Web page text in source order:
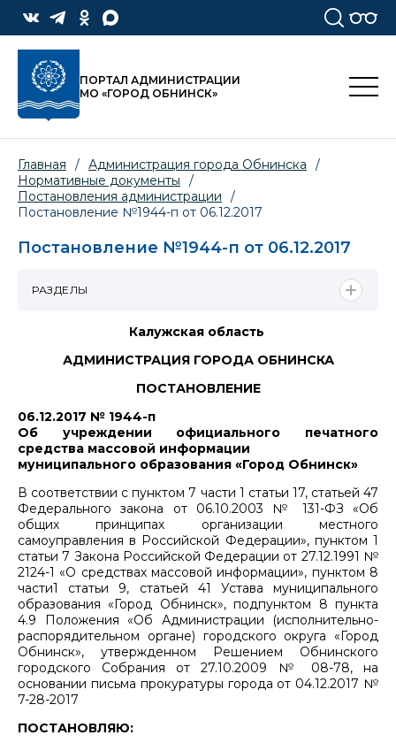
ПОРТАЛ АДМИНИСТРАЦИИ
МО «ГОРОД ОБНИНСК»
Главная / Администрация города Обнинска
/
Нормативные документы
/
Постановления администрации
/
Постановление №1944-п от 06.12.2017
Постановление №1944-п от 06.12.2017
Калужская область
АДМИНИСТРАЦИЯ ГОРОДА ОБНИНСКА
ПОСТАНОВЛЕНИЕ
06.12.2017 № 1944-п
Об учреждении официального печатного
средства массовой информации
муниципального образования «Город Обнинск»
В соответствии с пунктом 7 части 1 статьи 17, статьей 47
Федерального закона от 06.10.2003 № 131-ФЗ «Об
общих принципах организации местного
самоуправления в Российской Федерации», пунктом 1
статьи 7 Закона Российской Федерации от 27.12.1991 №
2124-1 «О средствах массовой информации», пунктом 8
части1 статьи 9, статьей 41 Устава муниципального
образования «Город Обнинск», подпунктом 8 пункта
4.9 Положения «Об Администрации (исполнительно-
распорядительном органе) городского округа «Город
Обнинск», утвержденном Решением Обнинского
городского Собрания от 27.10.2009 № 08-78, на
основании письма прокуратуры города от 04.12.2017 №
7-28-2017
ПОСТАНОВЛЯЮ:
РАЗДЕЛЫ